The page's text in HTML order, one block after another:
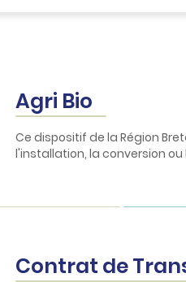
Agri Bio
Ce dispositif de la Région
l'installation, la conversion
Contrat de